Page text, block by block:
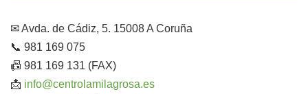
✉ Avda. de Cádiz, 5. 15008 A Coruña
📞 981 169 075
📠 981 169 131 (FAX)
📩 info@centrolamilagrosa.es